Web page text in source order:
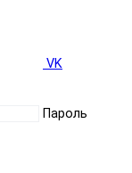
VK
Пароль